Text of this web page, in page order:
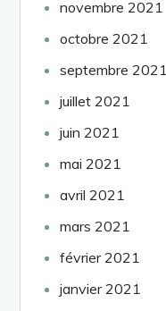
novembre 2021
octobre 2021
septembre 2021
juillet 2021
juin 2021
mai 2021
avril 2021
mars 2021
février 2021
janvier 2021